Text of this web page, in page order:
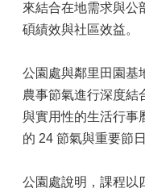
來結合在地需求與公
碩績效與社區效益。
公園處與鄰里田園基
農事節氣進行深度結
與實用性的生活行事
的 24 節氣與重要節日
公園處說明，課程以